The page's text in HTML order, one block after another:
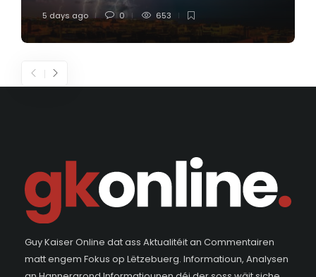
5 days ago 0 653
Guy Kaiser Online dat ass Aktualitéit an Commentairen
matt engem Fokus op Lëtzebuerg. Informatioun, Analysen